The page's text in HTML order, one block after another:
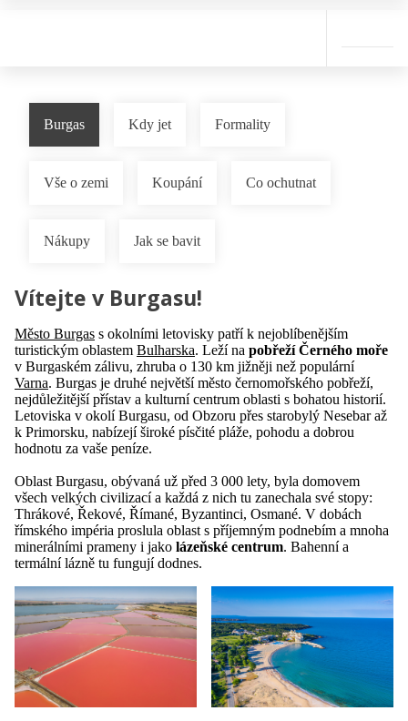
Burgas Kdy jet Formality
Vše o zemi Koupání Co ochutnat
Nákupy Jak se bavit
Vítejte v Burgasu!
Město Burgas s okolními letovisky patří k nejoblíbenějším
turistickým oblastem Bulharska. Leží na pobřeží Černého moře
v Burgaském zálivu, zhruba o 130 km jižněji než populární
Varna. Burgas je druhé největší město černomořského pobřeží,
nejdůležitější přístav a kulturní centrum oblasti s bohatou historií.
Letoviska v okolí Burgasu, od Obzoru přes starobylý Nesebar až
k Primorsku, nabízejí široké písčité pláže, pohodu a dobrou
hodnotu za vaše peníze.
Oblast Burgasu, obývaná už před 3 000 lety, byla domovem
všech velkých civilizací a každá z nich tu zanechala své stopy:
Thrákové, Řekové, Římané, Byzantinci, Osmané. V dobách
římského impéria proslula oblast s příjemným podnebím a mnoha
minerálními prameny i jako lázeňské centrum. Bahenní a
termální lázně tu fungují dodnes.